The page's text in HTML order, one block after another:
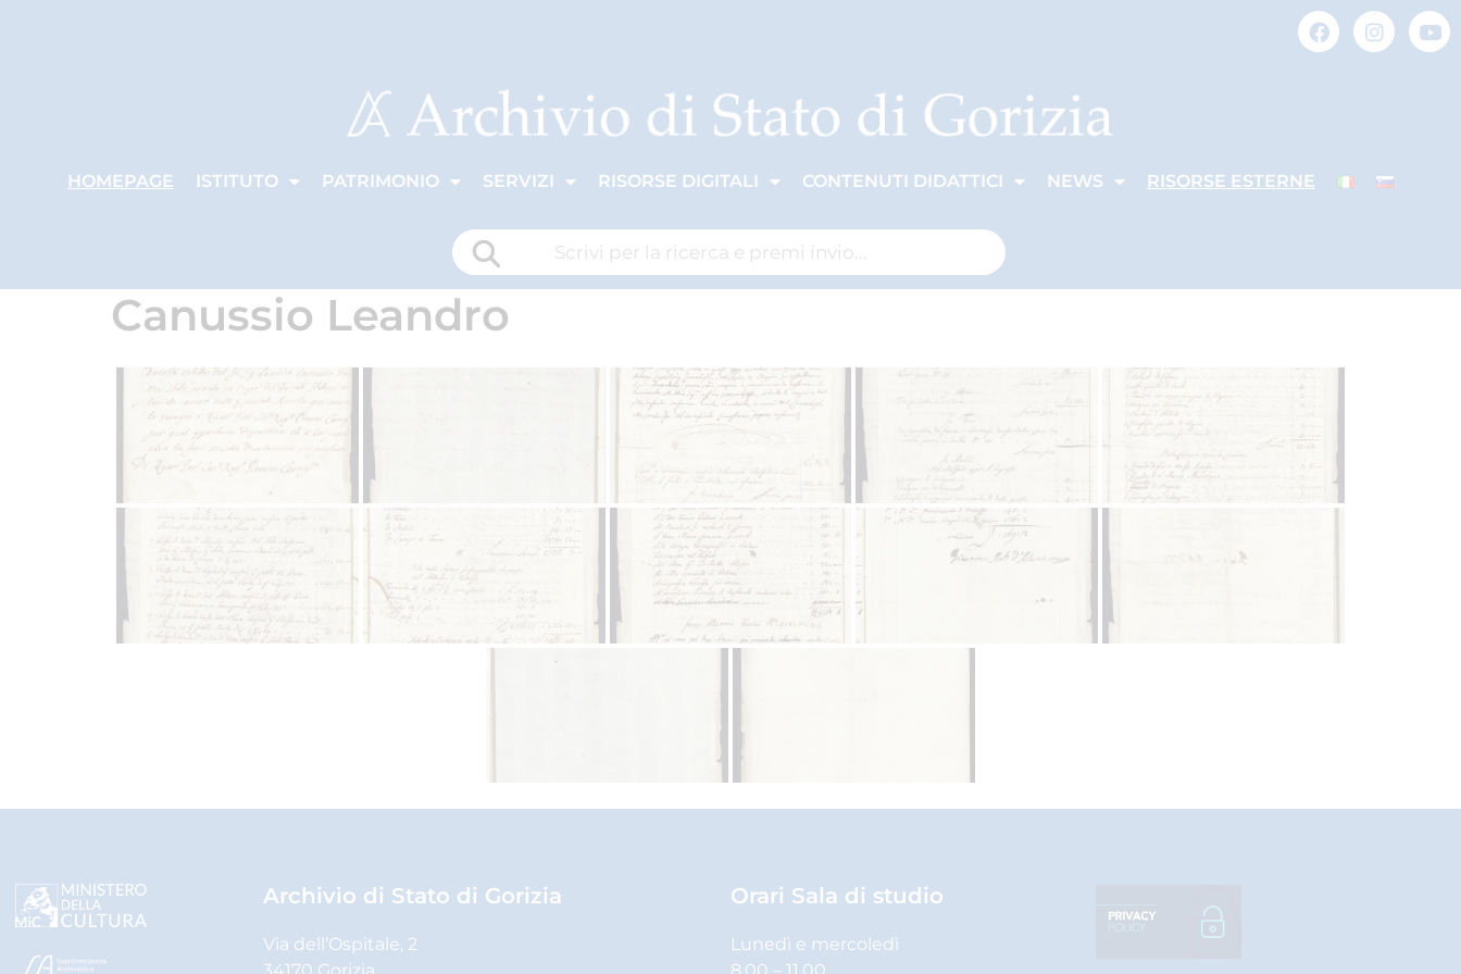
HOMEPAGE ISTITUTO PATRIMONIO SERVIZI RISORSE DIGITALI CONTENUTI DIDATTICI NEWS RISORSE ESTERNE
Canussio Leandro
Archivio di Stato di Gorizia
Via dell’Ospitale, 2
Orari Sala di studio
Lunedì e mercoledì